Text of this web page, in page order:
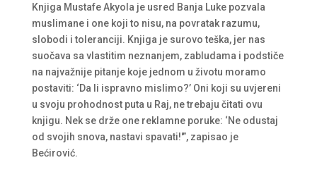
Knjiga Mustafe Akyola je usred Banja Luke pozvala
muslimane i one koji to nisu, na povratak razumu,
slobodi i toleranciji. Knjiga je surovo teška, jer nas
suočava sa vlastitim neznanjem, zabludama i podstiče
na najvažnije pitanje koje jednom u životu moramo
postaviti: ‘Da li ispravno mislimo?’ Oni koji su uvjereni
u svoju prohodnost puta u Raj, ne trebaju čitati ovu
knjigu. Nek se drže one reklamne poruke: ‘Ne odustaj
od svojih snova, nastavi spavati!'”, zapisao je
Bećirović.